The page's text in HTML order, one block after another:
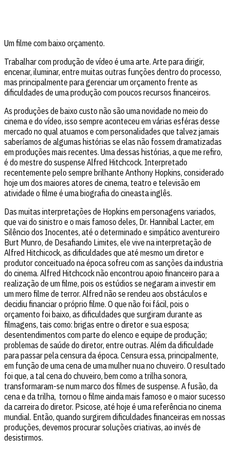
Um filme com baixo orçamento.
Trabalhar com produção de vídeo é uma arte. Arte para dirigir,
encenar, iluminar, entre muitas outras funções dentro do processo,
mas principalmente para gerenciar um orçamento frente as
dificuldades de uma produção com poucos recursos financeiros.
As produções de baixo custo não são uma novidade no meio do
cinema e do vídeo, isso sempre aconteceu em várias esféras desse
mercado no qual atuamos e com personalidades que talvez jamais
saberíamos de algumas histórias se elas não fossem dramatizadas
em produções mais recentes. Uma dessas histórias, a que me refiro,
é do mestre do suspense Alfred Hitchcock. Interpretado
recentemente pelo sempre brilhante Anthony Hopkins, considerado
hoje um dos maiores atores de cinema, teatro e televisão em
atividade o filme é uma biografia do cineasta inglês.
Das muitas interpretações de Hopkins em personagens variados,
que vai do sinistro e o mais famoso deles, Dr. Hannibal Lacter, em
Silêncio dos Inocentes, até o determinado e simpático aventureiro
Burt Munro, de Desafiando Limites, ele vive na interpretação de
Alfred Hitchicock, as dificuldades que até mesmo um diretor e
produtor conceituado na época sofreu com as sanções da industria
do cinema. Alfred Hitchcock não encontrou apoio financeiro para a
realização de um filme, pois os estúdios se negaram a investir em
um mero filme de terror. Alfred não se rendeu aos obstáculos e
decidiu financiar o próprio filme. O que não foi fácil, pois o
orçamento foi baixo, as dificuldades que surgiram durante as
filmagens, tais como: brigas entre o diretor e sua esposa;
desentendimentos com parte do elenco e equipe de produção;
problemas de saúde do diretor, entre outras. Além da dificuldade
para passar pela censura da época. Censura essa, principalmente,
em função de uma cena de uma mulher nua no chuveiro. O resultado
foi que, a tal cena do chuveiro, bem como a trilha sonora,
transformaram-se num marco dos filmes de suspense. A fusão, da
cena e da trilha, tornou o filme ainda mais famoso e o maior sucesso
da carreira do diretor. Psicose, até hoje é uma referência no cinema
mundial. Então, quando surgirem dificuldades financeiras em nossas
produções, devemos procurar soluções criativas, ao invés de
desistirmos.